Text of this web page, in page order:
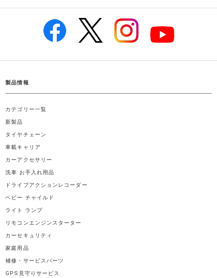
製品情報
カテゴリー一覧
新製品
タイヤチェーン
車載キャリア
カーアクセサリー
洗車 お手入れ用品
ドライブアクションレコーダー
ベビー チャイルド
ライト ランプ
リモコンエンジンスターター
カーセキュリティ
家庭用品
補修・サービスパーツ
GPS見守りサービス